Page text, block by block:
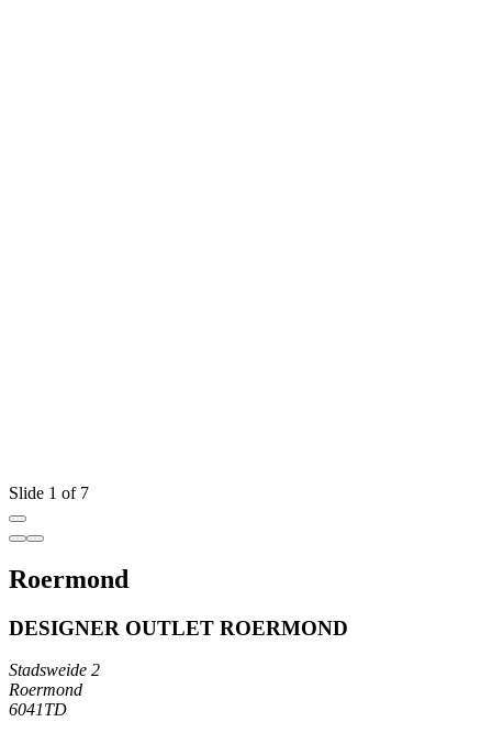
Slide 1 of 7
Roermond
DESIGNER OUTLET ROERMOND
Stadsweide 2
Roermond
6041TD